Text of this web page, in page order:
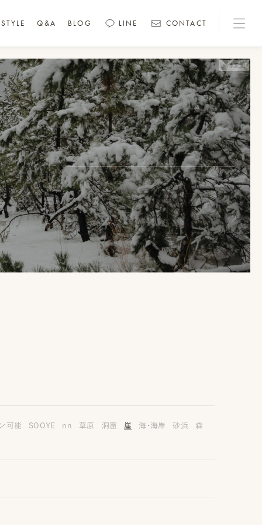
STYLE Q&A BLOG LINE CONTACT
画像変更
可能 SOOYE nn 草原 洞窟 崖 海・海岸 砂浜 森